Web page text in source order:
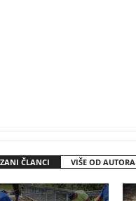
ČLANCI VIŠE OD AUTORA